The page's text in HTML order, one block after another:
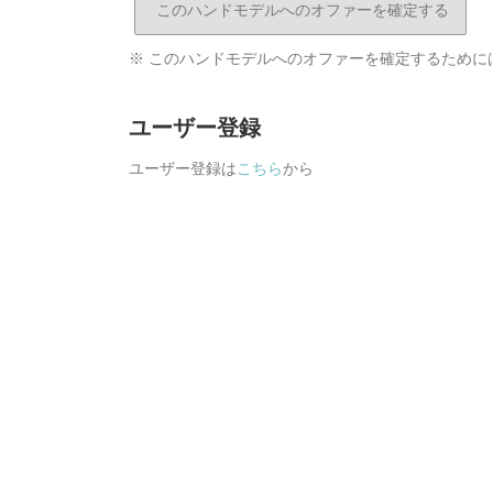
※ このハンドモデルへのオファーを確定するために
ユーザー登録
ユーザー登録はこちらから